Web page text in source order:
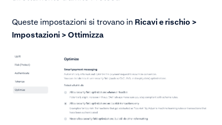
Queste impostazioni si trovano in Ricavi e rischio >
Impostazioni > Ottimizza